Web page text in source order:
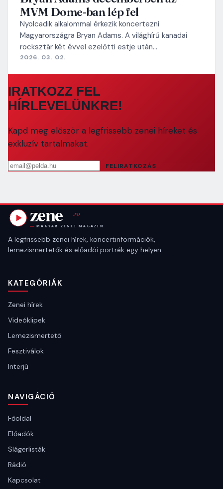
MVM Dome-ban lép fel
Nyolcadik alkalommal érkezik koncertezni
Magyarországra Bryan Adams. A világhírű kanadai
rocksztár két évvel ezelőtti estje után…
2026. 03. 02.
IRATKOZZ FEL
HÍRLEVELÜNKRE!
Kapd meg először a legfrissebb zenei híreket és
exkluzív tartalmakat.
Email cím
FELIRATKOZÁS
A legfrissebb zenei hírek, koncertinformációk,
lemezismertetők és előadói portrék egy helyen.
KATEGÓRIÁK
Zenei hírek
Videóklipek
Lemezismertető
Fesztiválok
Interjú
NAVIGÁCIÓ
Főoldal
Előadók
Slágerlisták
Rádió
Kapcsolat